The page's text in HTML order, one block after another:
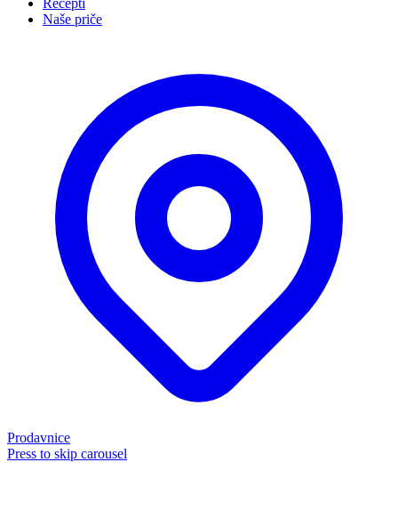
Recepti
Naše priče
Prodavnice
Press to skip carousel